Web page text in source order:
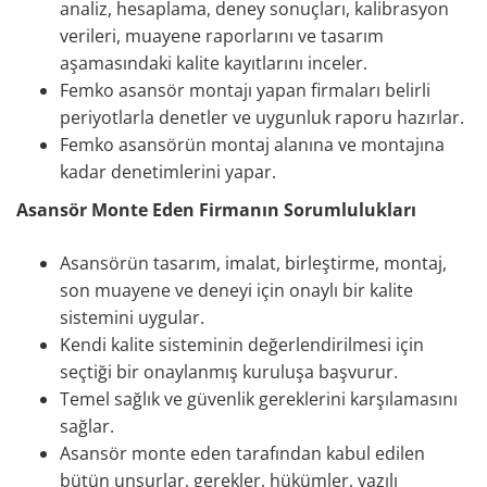
analiz, hesaplama, deney sonuçları, kalibrasyon
verileri, muayene raporlarını ve tasarım
aşamasındaki kalite kayıtlarını inceler.
Femko asansör montajı yapan firmaları belirli
periyotlarla denetler ve uygunluk raporu hazırlar.
Femko asansörün montaj alanına ve montajına
kadar denetimlerini yapar.
Asansör Monte Eden Firmanın Sorumlulukları
Asansörün tasarım, imalat, birleştirme, montaj,
son muayene ve deneyi için onaylı bir kalite
sistemini uygular.
Kendi kalite sisteminin değerlendirilmesi için
seçtiği bir onaylanmış kuruluşa başvurur.
Temel sağlık ve güvenlik gereklerini karşılamasını
sağlar.
Asansör monte eden tarafından kabul edilen
bütün unsurlar, gerekler, hükümler, yazılı